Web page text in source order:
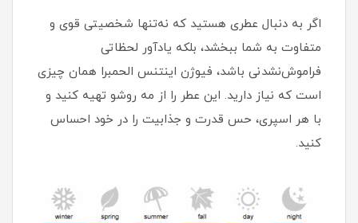
اگر به دنبال عطری هستید که نه‌تنها شخصیتی قوی و
متفاوت به شما ببخشد، بلکه یاد‌آور لحظاتی
فراموش‌نشدنی باشد، فیوژن اینتنس الحمبرا همان چیزی
است که نیاز دارید. این عطر را از مه روشو تهیه کنید و
با هر اسپری، حس قدرت و جذابیت را در خود احساس
کنید.